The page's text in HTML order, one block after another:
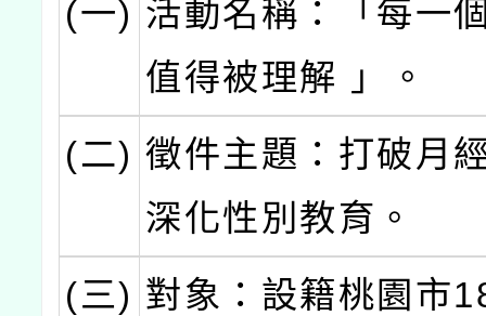
(一) 活動名稱：「每一
值得被理解 」。
(二) 徵件主題：打破月
深化性別教育。
(三) 對象：設籍桃園市